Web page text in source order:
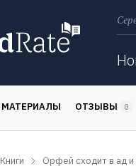
МАТЕРИАЛЫ ОТЗЫВЫ 0
Книги Орфей сходит в ад и